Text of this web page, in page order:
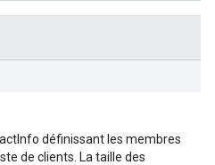
définissant les membres
de clients. La taille des